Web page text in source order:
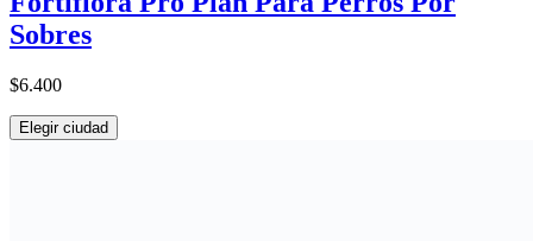
Sobres
$6.400
Elegir ciudad